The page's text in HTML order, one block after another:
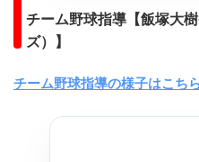
チーム野球指導【飯塚大
ズ）】
チーム野球指導の様子はこち